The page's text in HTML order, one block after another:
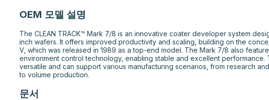
OEM 모델 설명
The CLEAN TRACK™ Mark 7/8 is an innovative coater developer system
inch wafers. It offers improved productivity and scaling, building on the
V, which was released in 1989 as a top-end model. The Mark 7/8 also
environment control technology, enabling stable and excellent performance.
versatile and can support various manufacturing scenarios, from research
to volume production.
문서